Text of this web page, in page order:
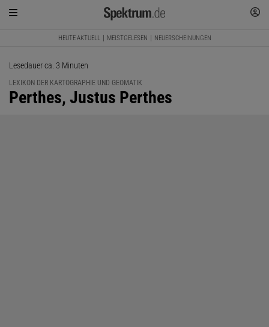
HEUTE AKTUELL MEISTGELESEN NEUERSCHEINUNGEN
Lesedauer ca. 3 Minuten
LEXIKON DER KARTOGRAPHIE UND GEOMATIK
:
Perthes, Justus Perthes